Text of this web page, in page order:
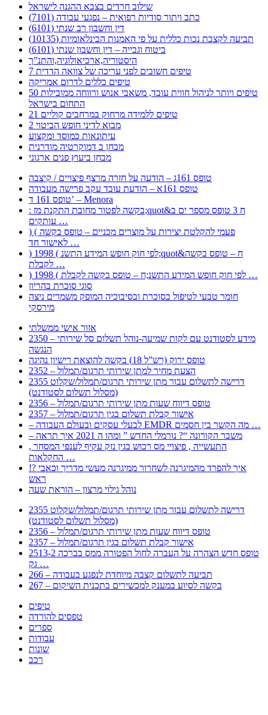
שילוב חרדים בצבא ההגנה לישראל
כתב ויתור סודיות רפואית – נפגעי עבודה (7101)
דין וחשבון רב שנתי (6101)
תביעה לקצבת נכות כללית על פי האמנות הבינלאומיות (10135)
ביטוח וגבייה – דין וחשבון שנתי (6101)
היסטוריה,ארכיאולוגיה,והתנ”ך
7 טיפים חשובים לפני עריכה של צוואה הדדית
טיפים כללים לדרום אמריקה
50 טיפים ויותר לניהול חווית עובד, משאבי אנוש ורווחה ממובילות
התחום בישראל
21 טיפים ללמידה מרחוק במרחבים קוליים
מבוא לדיני חופש הביטוי 2
עיתונאות כמוסד ומקצוע
מבחן ב דמוקרטיה מודרנית
מבחן ביעוץ פנים ארגוני
טופס 161ג – הודעה על חזרה מרצף פיצויים / קיצבה
טופס 161א – הודעת עובד עקב פרישה מעבודה
טופס 161 ד’ – Menora
: בקשה לפטור מחובת התקנת מז;quot&ח 3 טופס מספר ים ב
עותקים …
) ( פעמי להקלטת יצירות על מוצרים מכניים – טופס בקשה
לאישור חד …
) 1998 ( לפי חוק חופש המידע התשנ;quot&ח – טופס בקשה
לקבלת …
) 1998 ( לפי חוק חופש המידע התשנ;ח – טופס בקשה לקבלת …
סוגי סוכרת בהריון
חומר טבעי לטיפול בסוכרת ובסיבוכיה המופק משמרים ניצה
מירסקי
אזור אישי ממשלתי
2350 – מידע לסטודנט עם לקות שמיעה-נוהל תשלום סל שירותי
הנגשה
טופס ירוק (רש”ל 18) בקשה להוצאת רישיון נהיגה
2352 – הצעת מחיר למתן שירותי תרגום/תמלול
2355 דרישה לתשלום עבור מתן שירותי תרגום/תמלול/שקלוט
(מסלול תשלום לסטודנט)
2356 – טופס דיווח שעות מתן שירותי תרגום/תמלול
2357 – אישור קבלת תשלום בגין תרגום/תמלול
– לבעלי עסקים ובעולם העבודה EMDR מה הקשר בין חסמים …
– משבר הקורונה “? נורמלי החדש ” ומהו ה 2021 איך תראה
, התעשייה , פיצויי מס רכוש בגין נזק עקיף לענפי המסחר
החקלאות …
!? איך להפרד מהמיגרנה לשחרור ממיגרנה מעשי מדריך וכאבי
ראש
נוהל גילוי מרצון – הוראת שעה
2355 דרישה לתשלום עבור מתן שירותי תרגום/תמלול/שקלוט
(מסלול תשלום לסטודנט)
2356 – טופס דיווח שעות מתן שירותי תרגום/תמלול
2357 – אישור קבלת תשלום בגין תרגום/תמלול
2513-2 טופס חדש הצהרה על העברה לחול הפטורה ממס בברכה
גק …
266 – תביעה לתשלום קצבה מיוחדת לנפגע בעבודה
267 – בקשה לסיוע במענק למכשירים בתכנית השיקום
טיפים
טפסים להורדה
ספרים
עבודות
שונות
רכב